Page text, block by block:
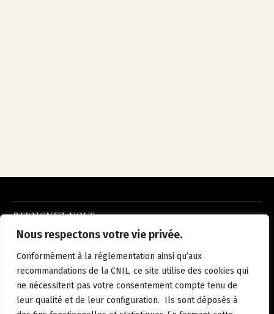
Nous respectons votre vie privée.
Conformément à la réglementation ainsi qu’aux
recommandations de la CNIL, ce site utilise des cookies qui
ne nécessitent pas votre consentement compte tenu de
leur qualité et de leur configuration. Ils sont déposés à
REJOIGNEZ-NOUS
NOUS REJOINDRE
MENTIONS LÉGALESPOLITIQUE DE CONFIDENTIALITÉ